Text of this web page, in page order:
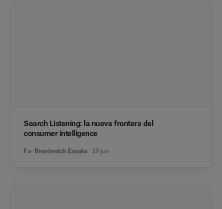
Search Listening: la nueva frontera del
consumer intelligence
Por Brandwatch España 29 jun